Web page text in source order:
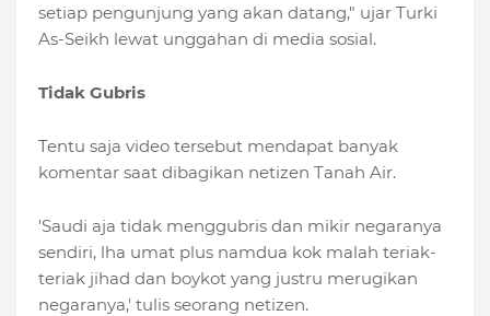
setiap pengunjung yang akan datang," ujar Turki
As-Seikh lewat unggahan di media sosial.
Tidak Gubris
Tentu saja video tersebut mendapat banyak
komentar saat dibagikan netizen Tanah Air.
'Saudi aja tidak menggubris dan mikir negaranya
sendiri, lha umat plus namdua kok malah teriak-
teriak jihad dan boykot yang justru merugikan
negaranya,' tulis seorang netizen.